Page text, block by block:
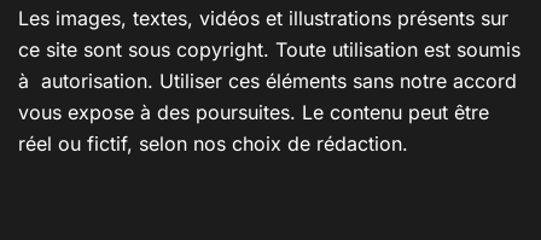
Les images, textes, vidéos et illustrations présents sur
ce site sont sous copyright. Toute utilisation est soumis
à autorisation. Utiliser ces éléments sans notre accord
vous expose à des poursuites. Le contenu peut être
réel ou fictif, selon nos choix de rédaction.